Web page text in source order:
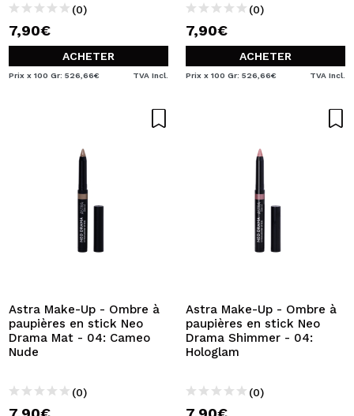
(0)
7,90€
ACHETER
Prix x 100 Gr: 526,66€ TVA Incl.
(0)
7,90€
ACHETER
Prix x 100 Gr: 526,66€ TVA Incl.
Astra Make-Up - Ombre à
paupières en stick Neo
Drama Mat - 04: Cameo
Nude
(0)
Astra Make-Up - Ombre à
paupières en stick Neo
Drama Shimmer - 04:
Hologlam
(0)